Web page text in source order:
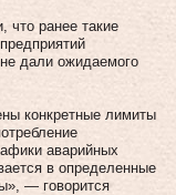
что ранее такие
дали ожидаемого
конкретные лимиты
аварийных
в определенные
— говорится